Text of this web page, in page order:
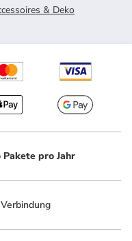
& Deko
pro Jahr